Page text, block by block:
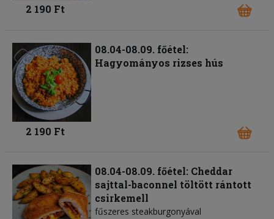
2 190 Ft
08.04-08.09. főétel:
Hagyományos rizses hús
2 190 Ft
08.04-08.09. főétel: Cheddar
sajttal-baconnel töltött rántott
csirkemell
fűszeres steakburgonyával